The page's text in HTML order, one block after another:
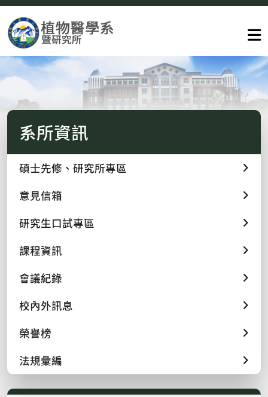
系所資訊
碩士先修、研究所專區
意見信箱
研究生口試專區
課程資訊
會議紀錄
校內外訊息
榮譽榜
法規彙編